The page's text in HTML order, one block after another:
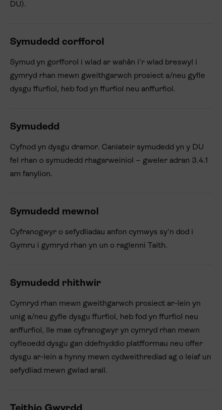
DU).
Symudedd corfforol
Symud yn gorfforol i wlad ar wahân i'r wlad breswyl i
gymryd rhan mewn gweithgarwch prosiect a/neu gyfle
dysgu ffurfiol, heb fod yn ffurfiol neu anffurfiol.
Symudedd
Cyfnod yn dysgu dramor. Caniateir symudedd yn y DU
fel rhan o symudedd rhagarweiniol – gweler adran 3.4.1
am fanylion.
Symudedd mewnol
Cyfranogwyr o sefydliadau anfon cymwys sy'n dod i
Gymru i gymryd rhan yn un o raglenni Taith.
Symudedd rhithwir
Cymryd rhan mewn gweithgarwch prosiect ar-lein yn
unig a/neu gyfle dysgu ffurfiol, heb fod yn ffurfiol neu
anffurfiol, lle mae cyfranogwyr yn cymryd rhan mewn
cyfleoedd dysgu gan ddefnyddio platfformau neu offer
dysgu ar-lein a hynny mewn cydweithrediad ag o leiaf un
sefydliad mewn gwlad arall.